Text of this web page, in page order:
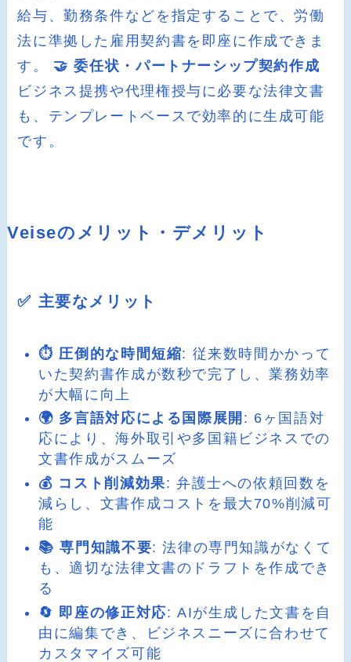
給与、勤務条件などを指定することで、労働
法に準拠した雇用契約書を即座に作成できま
す。 🤝 委任状・パートナーシップ契約作成
ビジネス提携や代理権授与に必要な法律文書
も、テンプレートベースで効率的に生成可能
です。
Veiseのメリット・デメリット
✅ 主要なメリット
⏱️ 圧倒的な時間短縮: 従来数時間かかって
いた契約書作成が数秒で完了し、業務効率
が大幅に向上
🌍 多言語対応による国際展開 : 6ヶ国語対
応により、海外取引や多国籍ビジネスでの
文書作成がスムーズ
💰 コスト削減効果: 弁護士への依頼回数を
減らし、文書作成コストを最大70%削減可
能
📚 専門知識不要: 法律の専門知識がなくて
も、適切な法律文書のドラフトを作成でき
る
🔄 即座の修正対応: AIが生成した文書を自
由に編集でき、ビジネスニーズに合わせて
カスタマイズ可能